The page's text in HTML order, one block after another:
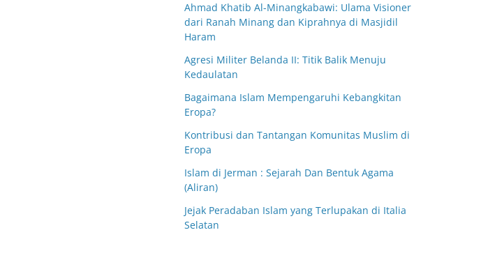
Ahmad Khatib Al-Minangkabawi: Ulama Visioner
dari Ranah Minang dan Kiprahnya di Masjidil
Haram
Agresi Militer Belanda II: Titik Balik Menuju
Kedaulatan
Bagaimana Islam Mempengaruhi Kebangkitan
Eropa?
Kontribusi dan Tantangan Komunitas Muslim di
Eropa
Islam di Jerman : Sejarah Dan Bentuk Agama
(Aliran)
Jejak Peradaban Islam yang Terlupakan di Italia
Selatan